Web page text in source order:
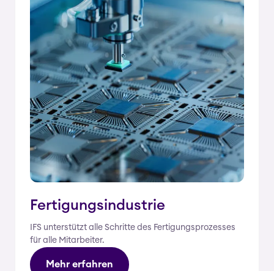
Fertigungsindustrie
IFS unterstützt alle Schritte des Fertigungsprozesses
für alle Mitarbeiter.
Mehr erfahren